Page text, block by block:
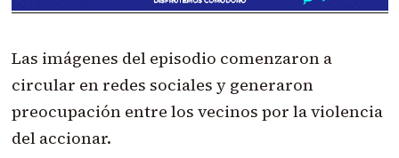
Las imágenes del episodio comenzaron a
circular en redes sociales y generaron
preocupación entre los vecinos por la violencia
del accionar.